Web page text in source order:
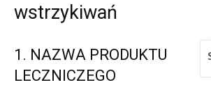
wstrzykiwań
1. NAZWA PRODUKTU
LECZNICZEGO